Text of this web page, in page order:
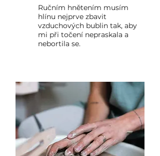
Ručním hnětením musím
hlínu nejprve zbavit
vzduchových bublin tak, aby
mi při točení nepraskala a
nebortila se.